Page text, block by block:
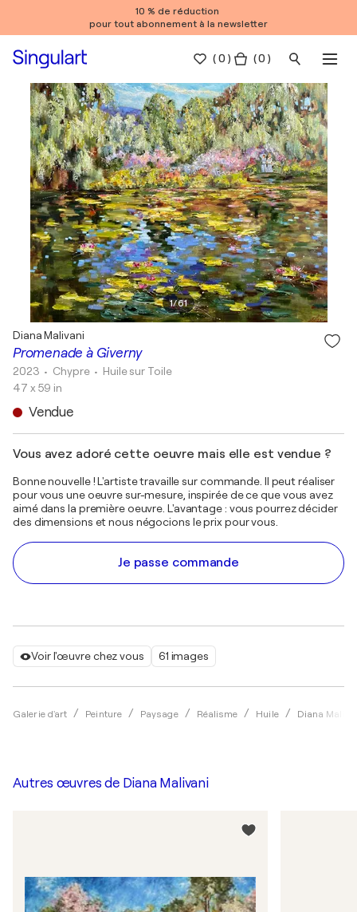
10 % de réduction
pour tout abonnement à la newsletter
(0 ) ( 0 )
1/61
Voir l'œuvre chez vous 61 images
Galerie d'art Peinture Paysage Réalisme Huile Diana
Promenade à Giverny
Diana Malivani
2023 • Chypre • Huile sur Toile
47 x 59 in
Vendue
Vous avez adoré cette oeuvre mais elle est vendue ?
Bonne nouvelle ! L'artiste travaille sur commande. Il peut réaliser
pour vous une oeuvre sur-mesure, inspirée de ce que vous avez
aimé dans la première oeuvre. L'avantage : vous pourrez décider
des dimensions et nous négocions le prix pour vous.
Je passe commande
Autres œuvres de Diana Malivani